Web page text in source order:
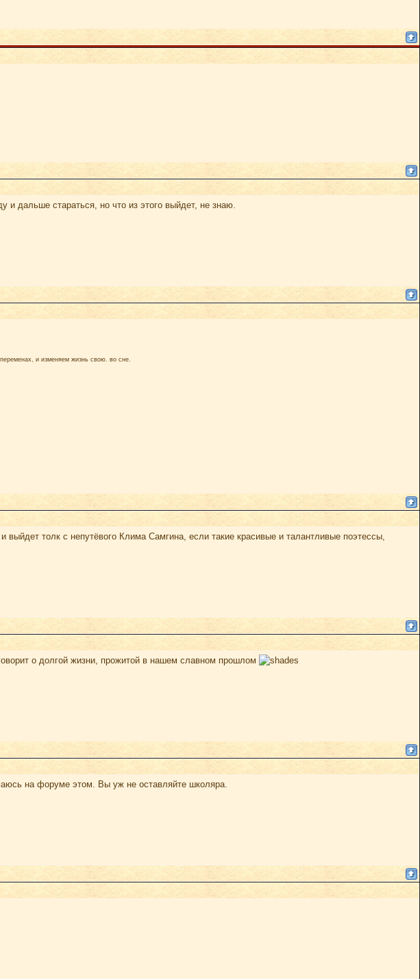
и дальше стараться, но что из этого выйдет, не знаю.
и изменяем жизнь свою. во сне.
толк с непутёвого Клима Самгина, если такие красивые и талантливые поэтессы,
о долгой жизни, прожитой в нашем славном прошлом
на форуме этом. Вы уж не оставляйте школяра.